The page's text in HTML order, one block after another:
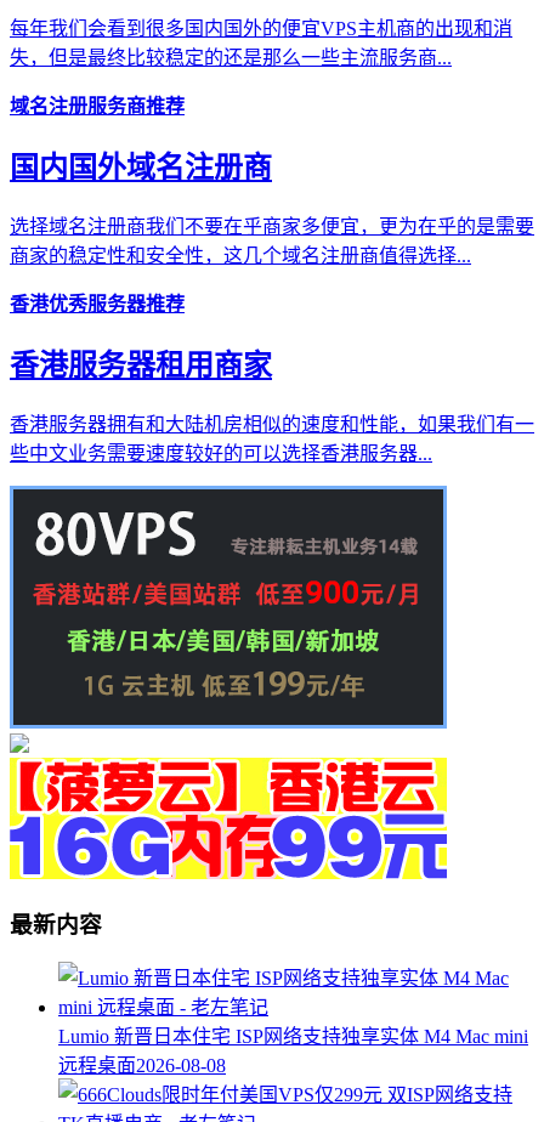
每年我们会看到很多国内国外的便宜VPS主机商的出现和消
失，但是最终比较稳定的还是那么一些主流服务商...
域名注册服务商推荐
国内国外域名注册商
选择域名注册商我们不要在乎商家多便宜，更为在乎的是需要
商家的稳定性和安全性，这几个域名注册商值得选择...
香港优秀服务器推荐
香港服务器租用商家
香港服务器拥有和大陆机房相似的速度和性能，如果我们有一
些中文业务需要速度较好的可以选择香港服务器...
最新内容
Lumio 新晋日本住宅 ISP网络支持独享实体 M4 Mac mini
远程桌面2026-08-08